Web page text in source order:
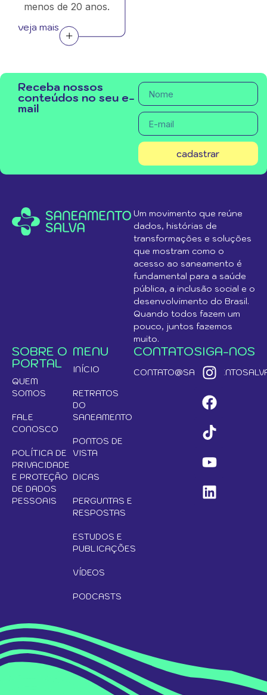
menos de 20 anos.
veja mais
Receba nossos
conteúdos no seu e-
mail
cadastrar
Um movimento que reúne
dados, histórias de
transformações e soluções
que mostram como o
acesso ao saneamento é
fundamental para a saúde
pública, a inclusão social e o
desenvolvimento do Brasil.
Quando todos fazem um
pouco, juntos fazemos
muito.
SOBRE O
PORTAL
QUEM
SOMOS
FALE
CONOSCO
POLÍTICA DE
PRIVACIDADE
E PROTEÇÃO
DE DADOS
PESSOAIS
MENU
INÍCIO
RETRATOS
DO
SANEAMENTO
PONTOS DE
VISTA
DICAS
PERGUNTAS E
RESPOSTAS
ESTUDOS E
PUBLICAÇÕES
VÍDEOS
PODCASTS
CONTATOSIGA-NOS